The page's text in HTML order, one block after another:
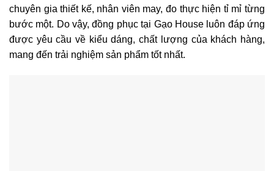
chuyên gia thiết kế, nhân viên may, đo thực hiện tỉ mỉ từng
bước một. Do vậy, đồng phục tại Gạo House luôn đáp ứng
được yêu cầu về kiểu dáng, chất lượng của khách hàng,
mang đến trải nghiệm sản phẩm tốt nhất.